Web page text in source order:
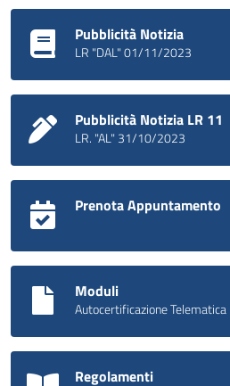
Pubblicità Notizia
LR "DAL" 01/11/2023
Pubblicità Notizia LR 11
LR. "AL" 31/10/2023
Prenota Appuntamento
Moduli
Autocertificazione Telematica
Regolamenti